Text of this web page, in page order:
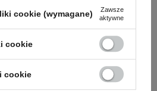
słony karmel [keto, low
słonego karmelu i orzechami
cookie (wymagane)
Zawsze
aktywne
cookie
cookie